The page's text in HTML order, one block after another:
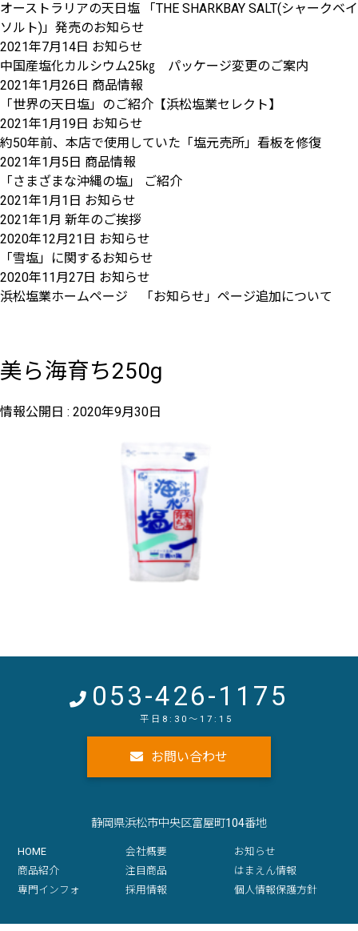
オーストラリアの天日塩 「THE SHARKBAY SALT(シャークベイ
ソルト)」発売のお知らせ
2021年7月14日 お知らせ
中国産塩化カルシウム25㎏ パッケージ変更のご案内
2021年1月26日 商品情報
「世界の天日塩」のご紹介【浜松塩業セレクト】
2021年1月19日 お知らせ
約50年前、本店で使用していた「塩元売所」看板を修復
2021年1月5日 商品情報
「さまざまな沖縄の塩」 ご紹介
2021年1月1日 お知らせ
2021年1月 新年のご挨拶
2020年12月21日 お知らせ
「雪塩」に関するお知らせ
2020年11月27日 お知らせ
浜松塩業ホームページ 「お知らせ」ページ追加について
美ら海育ち250g
情報公開日 : 2020年9月30日
静岡県浜松市中央区富屋町104番地
053-426-1175
お問い合わせ
HOME 会社概要
お知らせ
商品紹介
注目商品
はまえん情報
専門インフォ
採用情報 個人情報保護方針